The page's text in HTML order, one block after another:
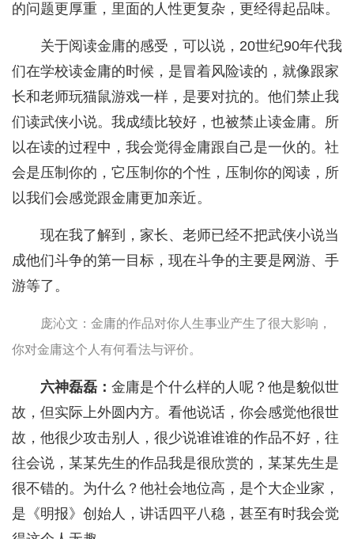
的问题更厚重，里面的人性更复杂，更经得起品味。
关于阅读金庸的感受，可以说，20世纪90年代我
们在学校读金庸的时候，是冒着风险读的，就像跟家
长和老师玩猫鼠游戏一样，是要对抗的。他们禁止我
们读武侠小说。我成绩比较好，也被禁止读金庸。所
以在读的过程中，我会觉得金庸跟自己是一伙的。社
会是压制你的，它压制你的个性，压制你的阅读，所
以我们会感觉跟金庸更加亲近。
现在我了解到，家长、老师已经不把武侠小说当
成他们斗争的第一目标，现在斗争的主要是网游、手
游等了。
庞沁文：金庸的作品对你人生事业产生了很大影响，
你对金庸这个人有何看法与评价。
六神磊磊： 金庸是个什么样的人呢？他是貌似世
故，但实际上外圆内方。看他说话，你会感觉他很世
故，他很少攻击别人，很少说谁谁谁的作品不好，往
往会说，某某先生的作品我是很欣赏的，某某先生是
很不错的。为什么？他社会地位高，是个大企业家，
是《明报》创始人，讲话四平八稳，甚至有时我会觉